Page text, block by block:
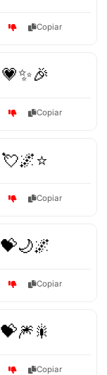
Copiar
💗✨🎉
Copiar
💘🌌⭐
Copiar
💝🌙🌌
Copiar
💝🎆🎇
Copiar